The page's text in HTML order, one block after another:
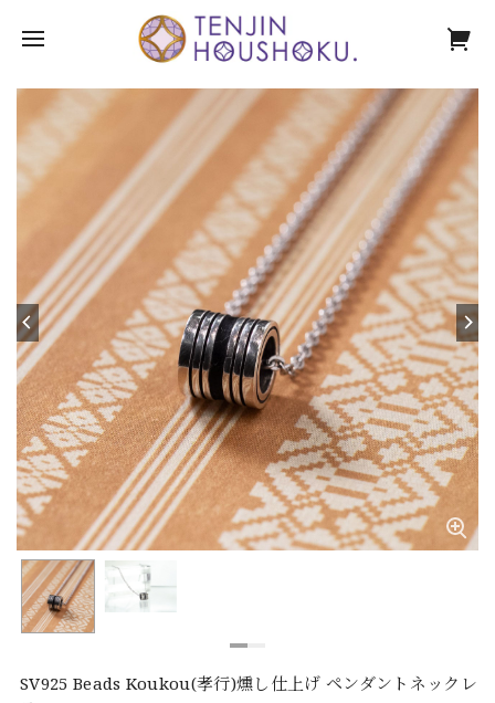
SV925 Beads Koukou(孝行)燻し仕上げ ペンダントネックレ